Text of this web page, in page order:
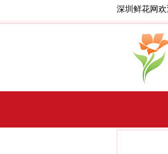
深圳鲜花网